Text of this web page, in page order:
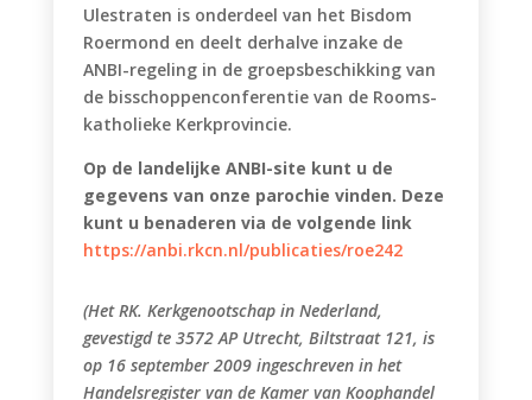
Ulestraten is onderdeel van het Bisdom
Roermond en deelt derhalve inzake de
ANBI-regeling in de groepsbeschikking van
de bisschoppenconferentie van de Rooms-
katholieke Kerkprovincie.
Op de landelijke ANBI-site kunt u de
gegevens van onze parochie vinden. Deze
kunt u benaderen via de volgende link
https://anbi.rkcn.nl/publicaties/roe242
(Het RK. Kerkgenootschap in Nederland,
gevestigd te 3572 AP Utrecht, Biltstraat 121, is
op 16 september 2009 ingeschreven in het
Handelsregister van de Kamer van Koophandel